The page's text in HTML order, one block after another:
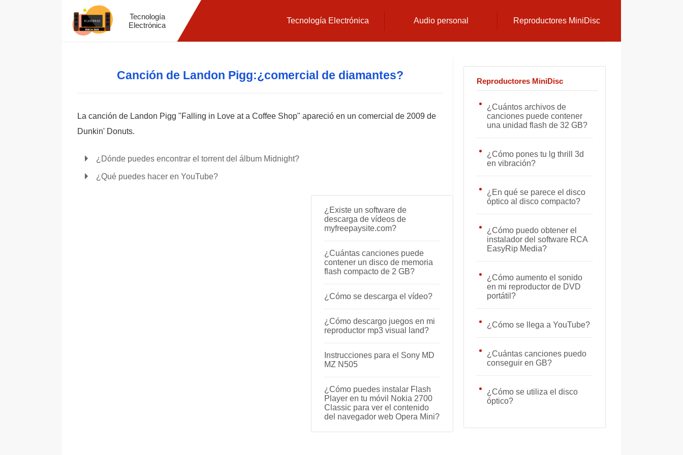
Tecnología
Electrónica
Tecnología Electrónica Audio personal Reproductores MiniDisc
Canción de Landon Pigg:¿comercial de diamantes?
La canción de Landon Pigg "Falling in Love at a Coffee Shop" apareció en un comercial de 2009 de
Dunkin' Donuts.
¿Dónde puedes encontrar el torrent del álbum Midnight?
¿Qué puedes hacer en YouTube?
Reproductores MiniDisc
¿Cuántos archivos de
canciones puede contener
una unidad flash de 32 GB?
¿Cómo pones tu lg thrill 3d
en vibración?
¿En qué se parece el disco
óptico al disco compacto?
¿Cómo puedo obtener el
instalador del software RCA
EasyRip Media?
¿Cómo aumento el sonido
en mi reproductor de DVD
portátil?
¿Cómo se llega a YouTube?
¿Cuántas canciones puedo
conseguir en GB?
¿Cómo se utiliza el disco
óptico?
¿Existe un software de
descarga de vídeos de
myfreepaysite.com?
¿Cuántas canciones puede
contener un disco de memoria
flash compacto de 2 GB?
¿Cómo se descarga el vídeo?
¿Cómo descargo juegos en mi
reproductor mp3 visual land?
Instrucciones para el Sony MD
MZ N505
¿Cómo puedes instalar Flash
Player en tu móvil Nokia 2700
Classic para ver el contenido
del navegador web Opera Mini?